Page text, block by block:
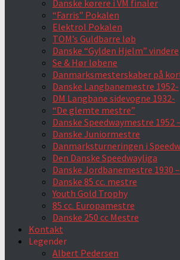
Danske kørere i VM finaler
“Farris” Pokalen
Elektrol Pokalen
TOM’s Guldbarre løb
Danske “Gylden Hjelm” vindere
Se & Hør løbene
Danmarksmesterskaber på
Danske Langbanemestre 1952-
DM Langbane sidevogne 1932-
“De glemte mestre”
Danske Speedwaymestre 1952 –
Danske Juniormestre
Danmarksturneringen i
Den Danske Speedwayliga
Danske Jordbanemestre 1930
Danske 85 cc. mestre
Youth Gold Trophy
85 cc. Europamestre
Danske 250 cc Mestre
Kontakt
Legender
Albert Pedersen